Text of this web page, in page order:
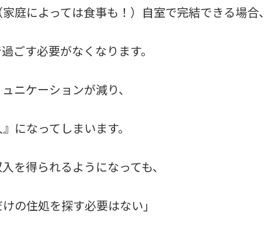
庭によっては食事も！）自室で完結できる場合、
ごす必要がなくなります。
ニケーションが減り、
になってしまいます。
を得られるようになっても、
の住処を探す必要はない」